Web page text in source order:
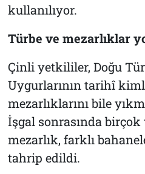
kullanılıyor.
Türbe ve mezarlıklar
Çinli yetkililer, Doğu
Uygurlarının tarihî
mezarlıklarını bile
İşgal sonrasında
mezarlık, farklı
tahrip edildi.